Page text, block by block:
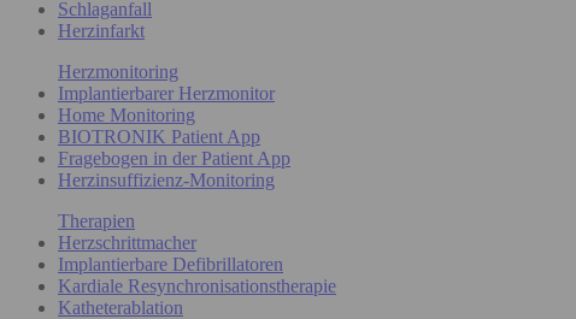
Schlaganfall
Herzinfarkt
Herzmonitoring
Implantierbarer Herzmonitor
Home Monitoring
BIOTRONIK Patient App
Fragebogen in der Patient App
Herzinsuffizienz-Monitoring
Therapien
Herzschrittmacher
Implantierbare Defibrillatoren
Kardiale Resynchronisationstherapie
Katheterablation